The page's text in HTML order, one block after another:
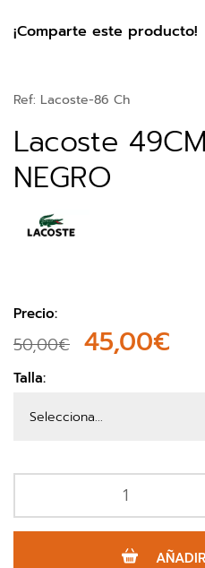
¡Comparte este producto!
Ref: Lacoste-86 Ch
Lacoste
NEGRO
Precio:
50,00€ 45,00€
Talla: